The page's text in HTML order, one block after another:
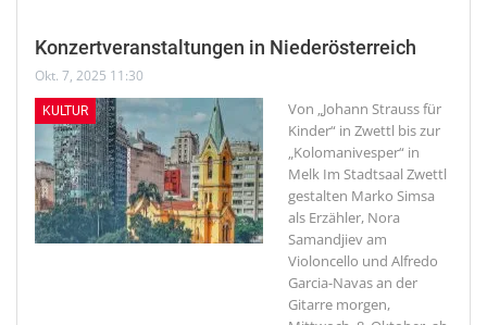
Konzertveranstaltungen in Niederösterreich
Okt. 7, 2025 11:30
KULTUR
Von „Johann Strauss für
Kinder“ in Zwettl bis zur
„Kolomanivesper“ in
Melk Im Stadtsaal Zwettl
gestalten Marko Simsa
als Erzähler, Nora
Samandjiev am
Violoncello und Alfredo
Garcia-Navas an der
Gitarre morgen,